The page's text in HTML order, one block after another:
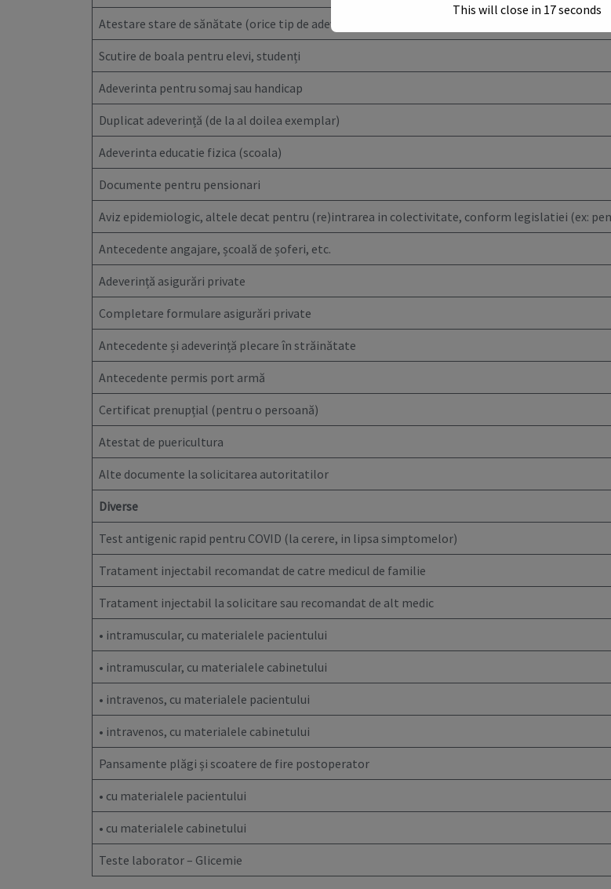
Atestare stare de sănătate (orice tip de adeverință) pentru copii <18 ani
Scutire de boala pentru elevi, studenți
Adeverinta pentru somaj sau handicap
Duplicat adeverință (de la al doilea exemplar)
Adeverinta educatie fizica (scoala)
Documente pentru pensionari
Aviz epidemiologic, altele decat pentru (re)intrarea in colectivitate, conform legislatiei (ex:
Antecedente angajare, școală de șoferi, etc.
Adeverință asigurări private
Completare formulare asigurări private
Antecedente și adeverință plecare în străinătate
Antecedente permis port armă
Certificat prenupțial (pentru o persoană)
Atestat de puericultura
Alte documente la solicitarea autoritatilor
Diverse
Test antigenic rapid pentru COVID (la cerere, in lipsa simptomelor)
Tratament injectabil recomandat de catre medicul de familie
Tratament injectabil la solicitare sau recomandat de alt medic
• intramuscular, cu materialele pacientului
• intramuscular, cu materialele cabinetului
• intravenos, cu materialele pacientului
• intravenos, cu materialele cabinetului
Pansamente plăgi și scoatere de fire postoperator
• cu materialele pacientului
• cu materialele cabinetului
Teste laborator – Glicemie
This will close in 17seconds